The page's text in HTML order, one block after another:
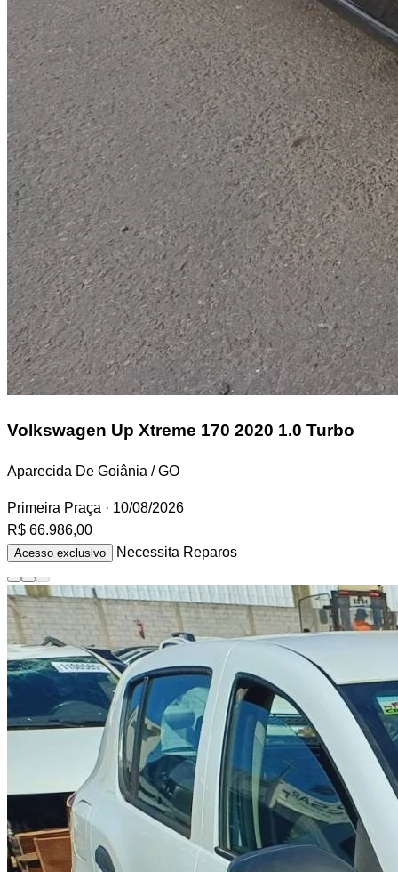
Volkswagen Up Xtreme 170 2020 1.0 Turbo
Aparecida De Goiânia / GO
Primeira Praça · 10/08/2026
R$ 66.986,00
Acesso exclusivo Necessita Reparos